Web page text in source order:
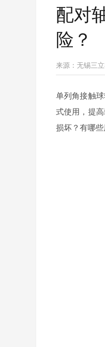
配对
险？
来源：无锡三
单列角接触
式使用，提
损坏？有哪些